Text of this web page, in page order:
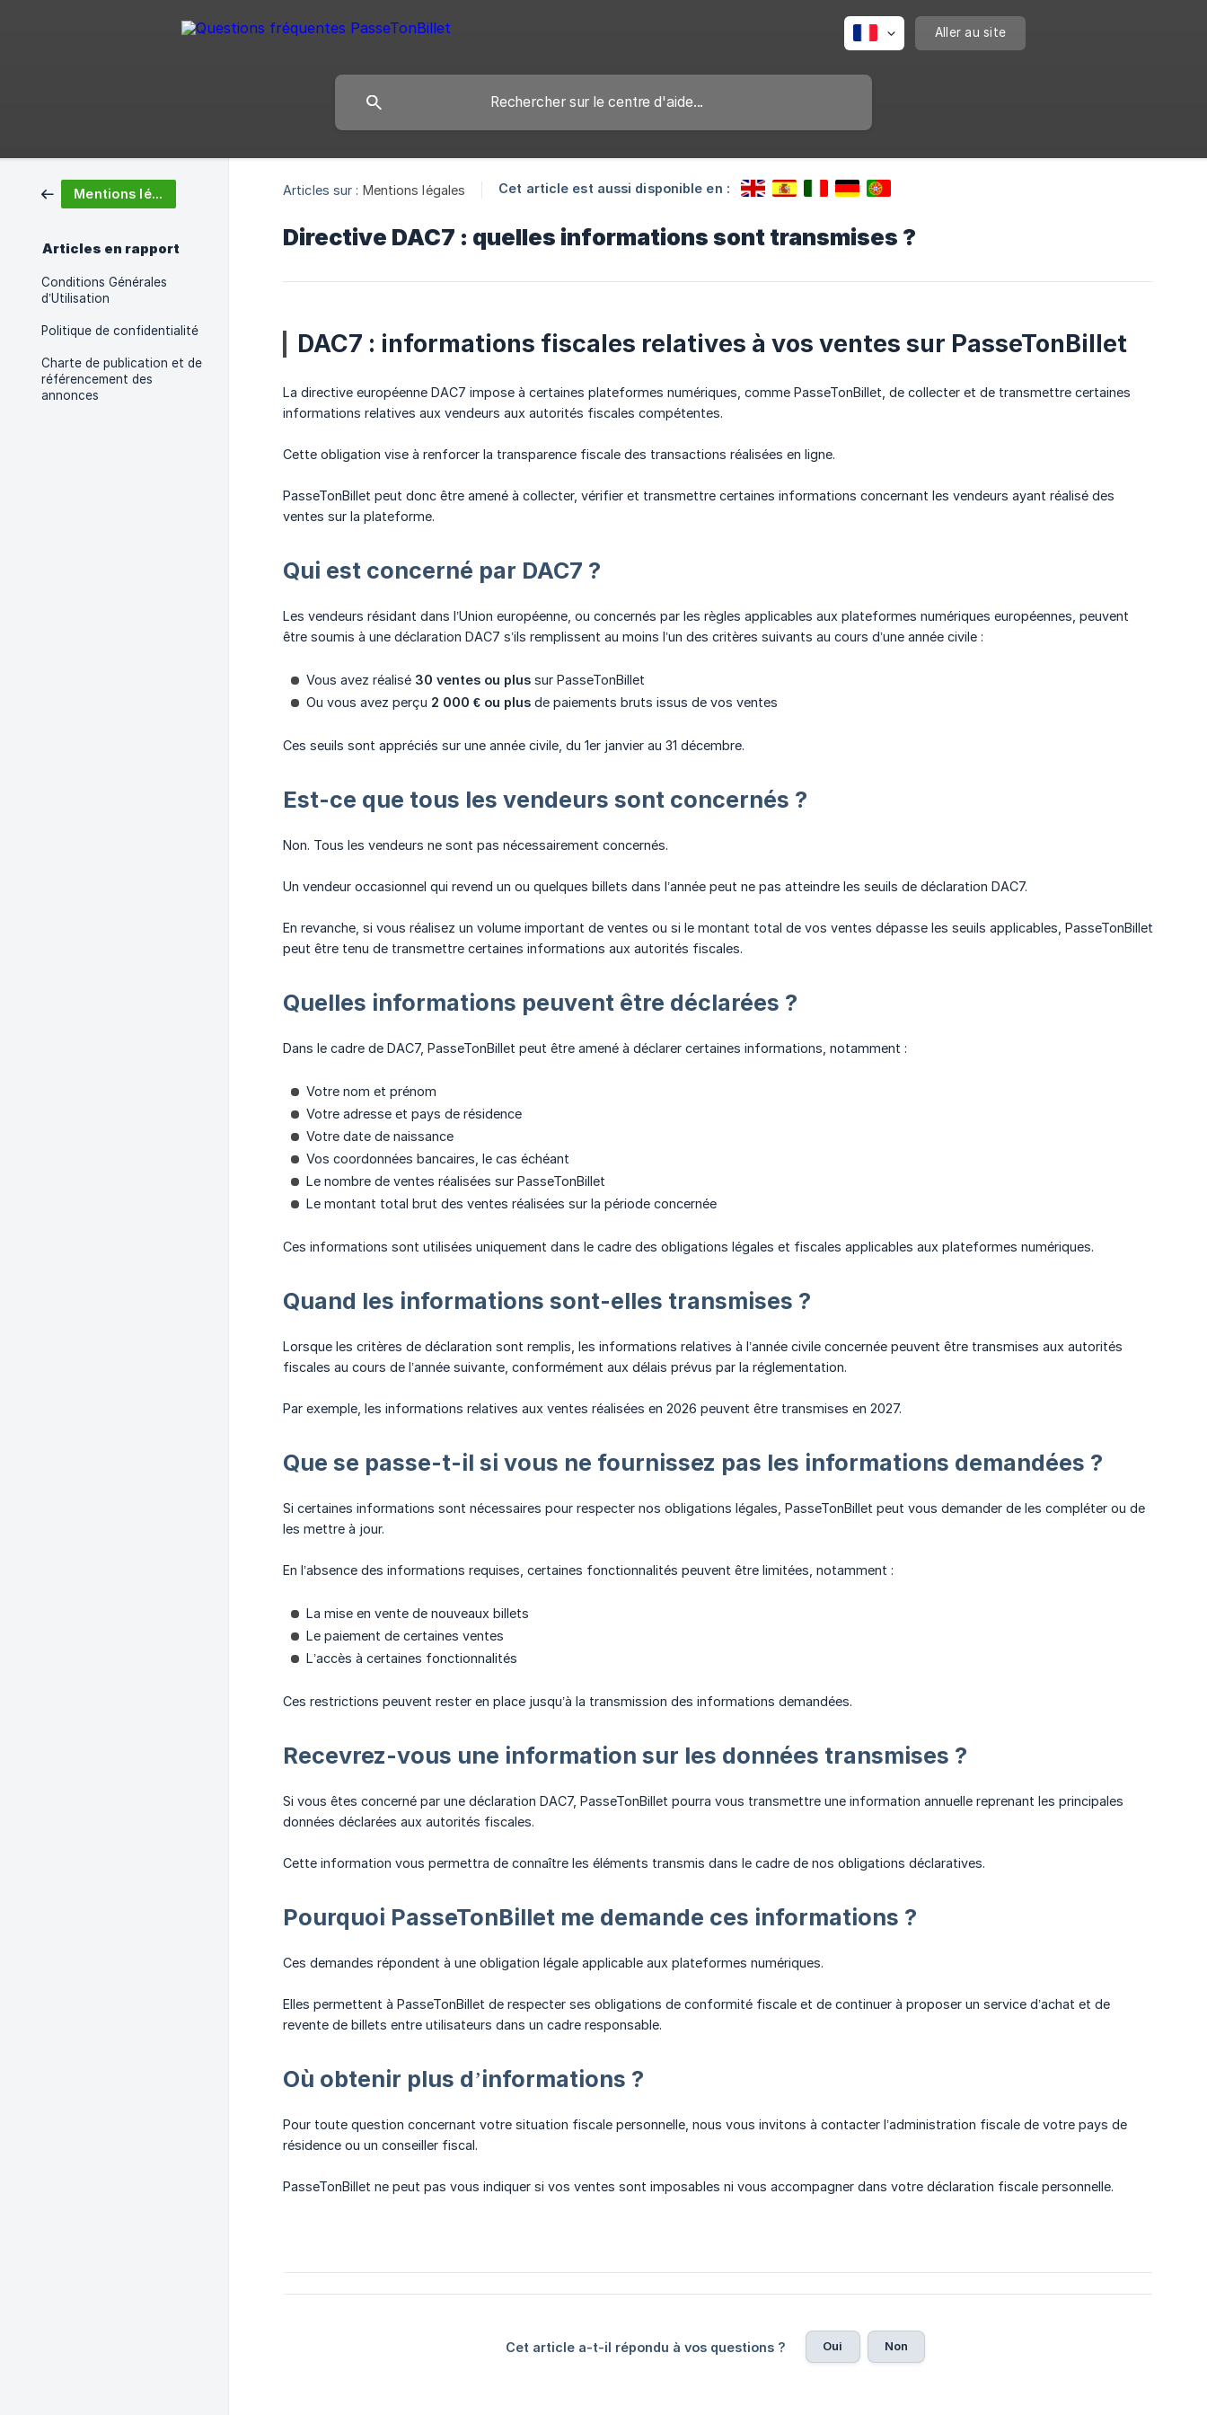
Aller au site
Mentions légales
Articles en rapport
Conditions Générales
d’Utilisation
Politique de confidentialité
Charte de publication et de
référencement des
annonces
Articles sur : Mentions légales Cet article est aussi disponible en :
Directive DAC7 : quelles informations sont transmises ?
DAC7 : informations fiscales relatives à vos ventes sur PasseTonBillet
La directive européenne DAC7 impose à certaines plateformes numériques, comme PasseTonBillet, de collecter et de transmettre certaines
informations relatives aux vendeurs aux autorités fiscales compétentes.
Cette obligation vise à renforcer la transparence fiscale des transactions réalisées en ligne.
PasseTonBillet peut donc être amené à collecter, vérifier et transmettre certaines informations concernant les vendeurs ayant réalisé des
ventes sur la plateforme.
Qui est concerné par DAC7 ?
Les vendeurs résidant dans l’Union européenne, ou concernés par les règles applicables aux plateformes numériques européennes, peuvent
être soumis à une déclaration DAC7 s’ils remplissent au moins l’un des critères suivants au cours d’une année civile :
Vous avez réalisé 30 ventes ou plus sur PasseTonBillet
Ou vous avez perçu 2 000 € ou plus de paiements bruts issus de vos ventes
Ces seuils sont appréciés sur une année civile, du 1er janvier au 31 décembre.
Est-ce que tous les vendeurs sont concernés ?
Non. Tous les vendeurs ne sont pas nécessairement concernés.
Un vendeur occasionnel qui revend un ou quelques billets dans l’année peut ne pas atteindre les seuils de déclaration DAC7.
En revanche, si vous réalisez un volume important de ventes ou si le montant total de vos ventes dépasse les seuils applicables, PasseTonBillet
peut être tenu de transmettre certaines informations aux autorités fiscales.
Quelles informations peuvent être déclarées ?
Dans le cadre de DAC7, PasseTonBillet peut être amené à déclarer certaines informations, notamment :
Votre nom et prénom
Votre adresse et pays de résidence
Votre date de naissance
Vos coordonnées bancaires, le cas échéant
Le nombre de ventes réalisées sur PasseTonBillet
Le montant total brut des ventes réalisées sur la période concernée
Ces informations sont utilisées uniquement dans le cadre des obligations légales et fiscales applicables aux plateformes numériques.
Quand les informations sont-elles transmises ?
Lorsque les critères de déclaration sont remplis, les informations relatives à l’année civile concernée peuvent être transmises aux autorités
fiscales au cours de l’année suivante, conformément aux délais prévus par la réglementation.
Par exemple, les informations relatives aux ventes réalisées en 2026 peuvent être transmises en 2027.
Que se passe-t-il si vous ne fournissez pas les informations demandées ?
Si certaines informations sont nécessaires pour respecter nos obligations légales, PasseTonBillet peut vous demander de les compléter ou de
les mettre à jour.
En l’absence des informations requises, certaines fonctionnalités peuvent être limitées, notamment :
La mise en vente de nouveaux billets
Le paiement de certaines ventes
L’accès à certaines fonctionnalités
Ces restrictions peuvent rester en place jusqu’à la transmission des informations demandées.
Recevrez-vous une information sur les données transmises ?
Si vous êtes concerné par une déclaration DAC7, PasseTonBillet pourra vous transmettre une information annuelle reprenant les principales
données déclarées aux autorités fiscales.
Cette information vous permettra de connaître les éléments transmis dans le cadre de nos obligations déclaratives.
Pourquoi PasseTonBillet me demande ces informations ?
Ces demandes répondent à une obligation légale applicable aux plateformes numériques.
Elles permettent à PasseTonBillet de respecter ses obligations de conformité fiscale et de continuer à proposer un service d’achat et de
revente de billets entre utilisateurs dans un cadre responsable.
Où obtenir plus d’informations ?
Pour toute question concernant votre situation fiscale personnelle, nous vous invitons à contacter l’administration fiscale de votre pays de
résidence ou un conseiller fiscal.
PasseTonBillet ne peut pas vous indiquer si vos ventes sont imposables ni vous accompagner dans votre déclaration fiscale personnelle.
Cet article a-t-il répondu à vos questions ? Oui Non